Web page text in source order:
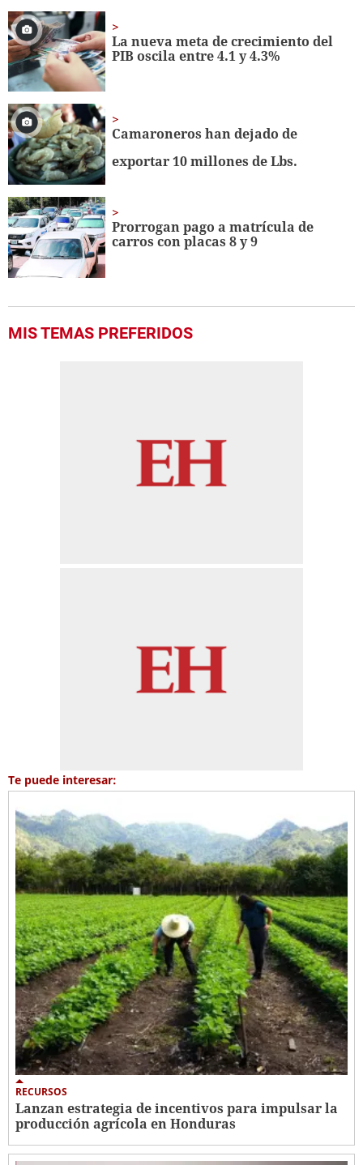
La nueva meta de crecimiento del
PIB oscila entre 4.1 y 4.3%
Camaroneros han dejado de
exportar 10 millones de Lbs.
Prorrogan pago a matrícula de
carros con placas 8 y 9
MIS TEMAS PREFERIDOS
Te puede interesar:
RECURSOS
Lanzan estrategia de incentivos para impulsar la
producción agrícola en Honduras